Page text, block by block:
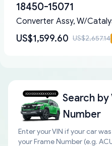
18450-15071
Converter Assy, W/
US$1,599.60 US$2,657.14
Search by
Number
Enter your VIN if your car
your Frame Number (e.g.